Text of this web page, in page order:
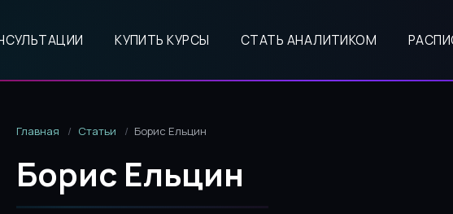
КУПИТЬ КУРСЫ СТАТЬ АНАЛИТИКОМ
Главная Статьи Борис Ельцин
Борис Ельцин